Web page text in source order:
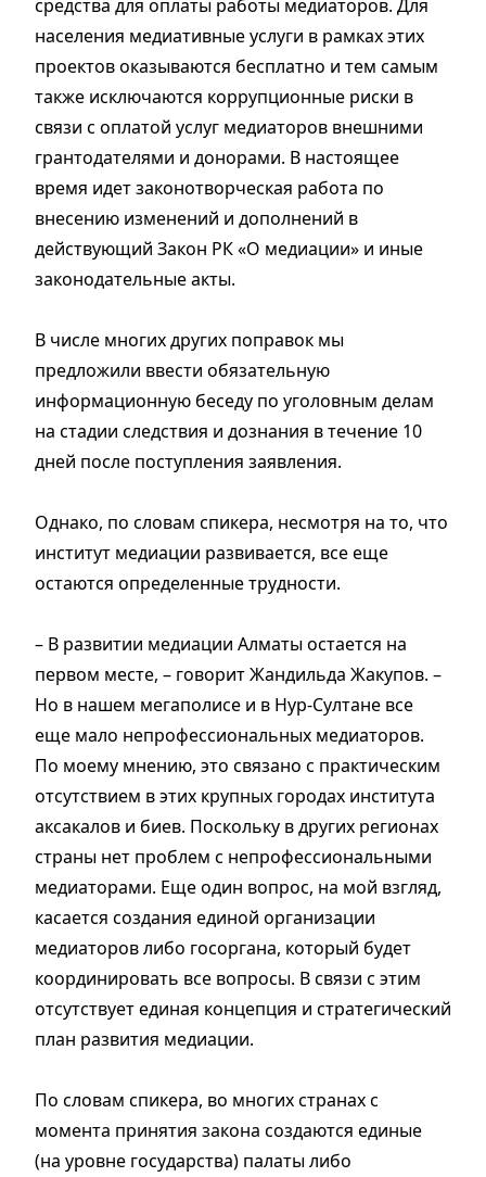
средства для оплаты работы медиаторов. Для
населения медиативные услуги в рамках этих
проектов оказываются бесплатно и тем самым
также исключаются коррупционные риски в
связи с оплатой услуг медиаторов внешними
грантодателями и донорами. В настоящее
время идет законотворческая работа по
внесению изменений и дополнений в
действующий Закон РК «О медиации» и иные
законодательные акты.
В числе многих других поправок мы
предложили ввести обязательную
информационную беседу по уголовным делам
на стадии следствия и дознания в течение 10
дней после поступления заявления.
Однако, по словам спикера, несмотря на то, что
институт медиации развивается, все еще
остаются определенные трудности.
– В развитии медиации Алматы остается на
первом месте, – говорит Жандильда Жакупов. –
Но в нашем мегаполисе и в Нур-Султане все
еще мало непрофессиональных медиаторов.
По моему мнению, это связано с практическим
отсутствием в этих крупных городах института
аксакалов и биев. Поскольку в других регионах
страны нет проблем с непрофессиональными
медиаторами. Еще один вопрос, на мой взгляд,
касается создания единой организации
медиаторов либо госоргана, который будет
координировать все вопросы. В связи с этим
отсутствует единая концепция и стратегический
план развития медиации.
По словам спикера, во многих странах с
момента принятия закона создаются единые
(на уровне государства) палаты либо